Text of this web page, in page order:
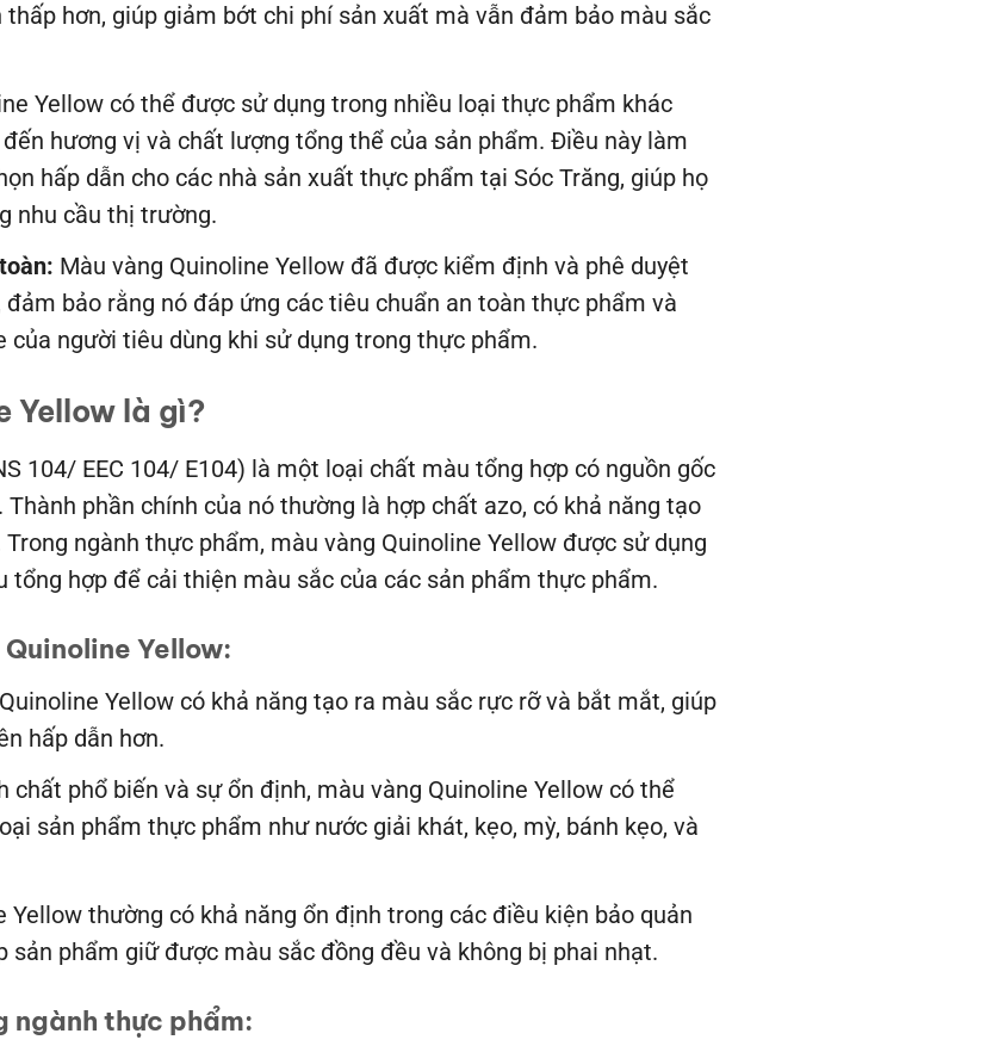
hơn, giúp giảm bớt chi phí sản xuất mà vẫn đảm bảo màu sắc
Yellow có thể được sử dụng trong nhiều loại thực phẩm khác
hương vị và chất lượng tổng thể của sản phẩm. Điều này làm
hấp dẫn cho các nhà sản xuất thực phẩm tại Sóc Trăng, giúp họ
nhu cầu thị trường.
Màu vàng Quinoline Yellow đã được kiểm định và phê duyệt
đảm bảo rằng nó đáp ứng các tiêu chuẩn an toàn thực phẩm và
của người tiêu dùng khi sử dụng trong thực phẩm.
Yellow là gì?
104/ EEC 104/ E104) là một loại chất màu tổng hợp có nguồn gốc
phần chính của nó thường là hợp chất azo, có khả năng tạo
ngành thực phẩm, màu vàng Quinoline Yellow được sử dụng
hợp để cải thiện màu sắc của các sản phẩm thực phẩm.
Yellow:
Yellow có khả năng tạo ra màu sắc rực rỡ và bắt mắt, giúp
hấp dẫn hơn.
chất phổ biến và sự ổn định, màu vàng Quinoline Yellow có thể
sản phẩm thực phẩm như nước giải khát, kẹo, mỳ, bánh kẹo, và
Yellow thường có khả năng ổn định trong các điều kiện bảo quản
sản phẩm giữ được màu sắc đồng đều và không bị phai nhạt.
ngành thực phẩm: